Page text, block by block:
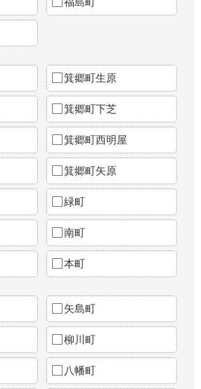
箕郷町生原
箕郷町下芝
箕郷町西明屋
箕郷町矢原
緑町
南町
本町
矢島町
柳川町
八幡町